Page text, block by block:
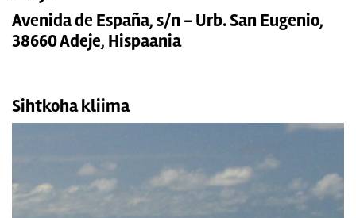
Avenida de España, s/n - Urb. San Eugenio,
38660 Adeje, Hispaania
Sihtkoha kliima